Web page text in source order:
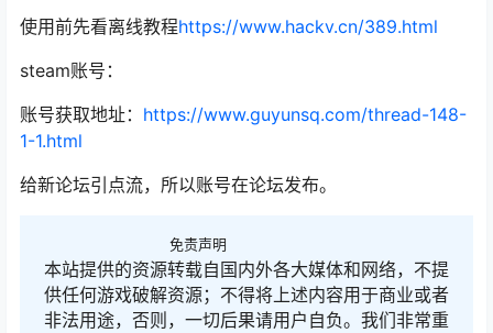
使用前先看离线教程https://www.hackv.cn/389.html
steam账号：
账号获取地址： https://www.guyunsq.com/thread-148-
1-1.html
给新论坛引点流，所以账号在论坛发布。
免责声明
本站提供的资源转载自国内外各大媒体和网络，不提
供任何游戏破解资源；不得将上述内容用于商业或者
非法用途，否则，一切后果请用户自负。我们非常重